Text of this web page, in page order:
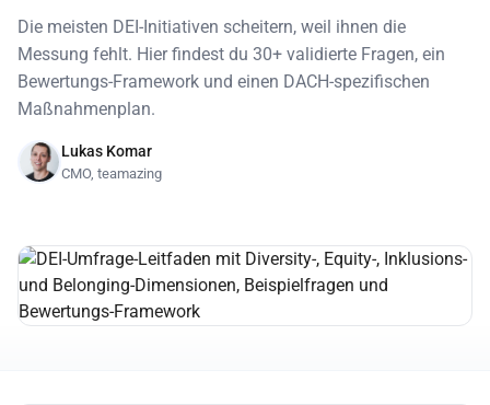
Die meisten DEI-Initiativen scheitern, weil ihnen die
Messung fehlt. Hier findest du 30+ validierte Fragen, ein
Bewertungs-Framework und einen DACH-spezifischen
Maßnahmenplan.
Lukas Komar
CMO, teamazing